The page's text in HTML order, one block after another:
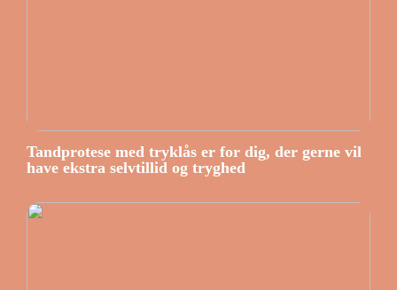
Tandprotese med tryklås er for dig, der gerne vil
have ekstra selvtillid og tryghed